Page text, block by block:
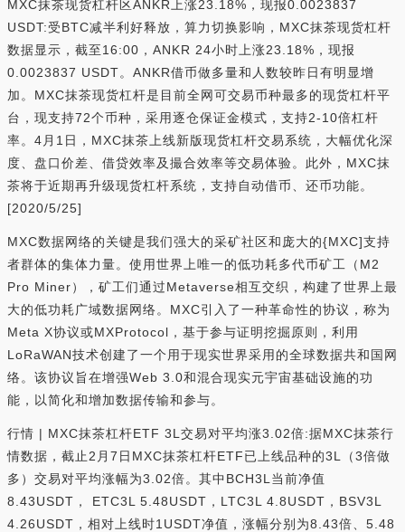
MXC抹茶现货杠杆区ANKR上涨23.18%，现报0.0023837
USDT:受BTC减半利好释放，算力切换影响，MXC抹茶现货杠杆
数据显示，截至16:00，ANKR 24小时上涨23.18%，现报
0.0023837 USDT。ANKR借币做多量和人数较昨日有明显增
加。MXC抹茶现货杠杆是目前全网可交易币种最多的现货杠杆平
台，现支持72个币种，采用逐仓保证金模式，支持2-10倍杠杆
率。4月1日，MXC抹茶上线新版现货杠杆交易系统，大幅优化深
度、盘口价差、借贷效率及撮合效率等交易体验。此外，MXC抹
茶将于近期再升级现货杠杆系统，支持自动借币、还币功能。
[2020/5/25]
MXC数据网络的关键是我们强大的采矿社区和庞大的{MXC]支持
者群体的集体力量。使用世界上唯一的低功耗多代币矿工（M2
Pro Miner），矿工们通过Metaverse相互交织，构建了世界上最
大的低功耗广域数据网络。MXC引入了一种革命性的协议，称为
Meta X协议或MXProtocol，基于参与证明挖掘原则，利用
LoRaWAN技术创建了一个用于现实世界采用的全球数据共和国网
络。该协议旨在增强Web 3.0和混合现实元宇宙基础设施的功
能，以简化和增加数据传输和参与。
行情 | MXC抹茶杠杆ETF 3L交易对平均涨3.02倍:据MXC抹茶行
情数据，截止2月7日MXC抹茶杠杆ETF已上线品种的3L（3倍做
多）交易对平均涨幅为3.02倍。其中BCH3L当前净值
8.43USDT， ETC3L 5.48USDT，LTC3L 4.8USDT，BSV3L
4.26USDT，相对上线时1USDT净值，涨幅分别为8.43倍、5.48